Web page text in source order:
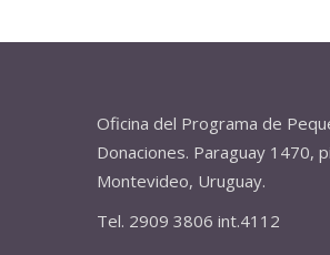
Oficina del Programa de
Donaciones. Paraguay 1470,
Montevideo, Uruguay.
Tel. 2909 3806 int.4112